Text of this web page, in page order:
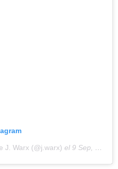
J. Warx (@j.warx) el 9 Sep, 2020 a las 5:53 PDT